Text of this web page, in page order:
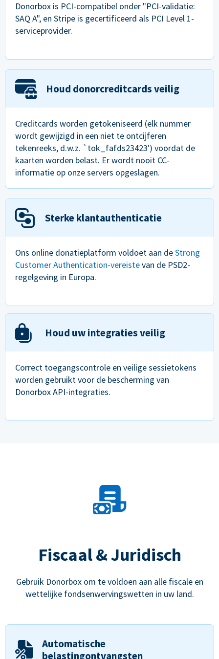
Donorbox is PCI-compatibel onder "PCI-validatie:
SAQ A", en Stripe is gecertificeerd als PCI Level 1-
serviceprovider.
Houd donorcreditcards veilig
Creditcards worden getokeniseerd (elk nummer
wordt gewijzigd in een niet te ontcijferen
tekenreeks, d.w.z. `tok_fafds23423') voordat de
kaarten worden belast. Er wordt nooit CC-
informatie op onze servers opgeslagen.
Sterke klantauthenticatie
Ons online donatieplatform voldoet aan deStrong
Customer Authentication-vereistevan de PSD2-
regelgeving in Europa.
Houd uw integraties veilig
Correct toegangscontrole en veilige sessietokens
worden gebruikt voor de bescherming van
Donorbox API-integraties.
Fiscaal & Juridisch
Gebruik Donorbox om te voldoen aan alle fiscale en
wettelijke fondsenwervingswetten in uw land.
Automatische
belastingontvangsten